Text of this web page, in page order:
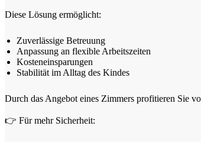
Diese Lösung ermöglicht:
Zuverlässige Betreuung
Anpassung an flexible Arbeitszeiten
Kosteneinsparungen
Stabilität im Alltag des Kindes
Durch das Angebot eines Zimmers profitieren Sie
👉 Für mehr Sicherheit: